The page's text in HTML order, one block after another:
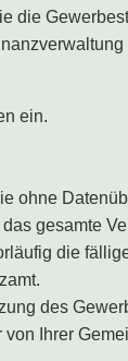
die
ein.
ohne
gesamte
die
des
Ihrer